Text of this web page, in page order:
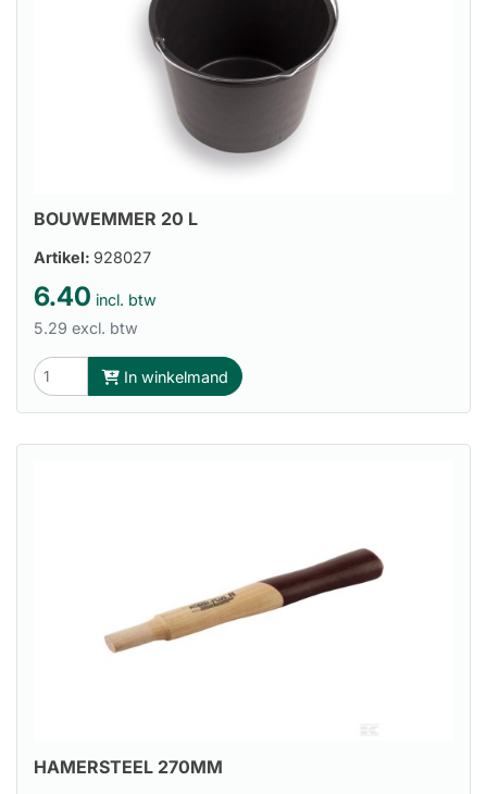
BOUWEMMER 20 L
Artikel: 928027
6.40 incl. btw
5.29 excl. btw
In winkelmand
HAMERSTEEL 270MM